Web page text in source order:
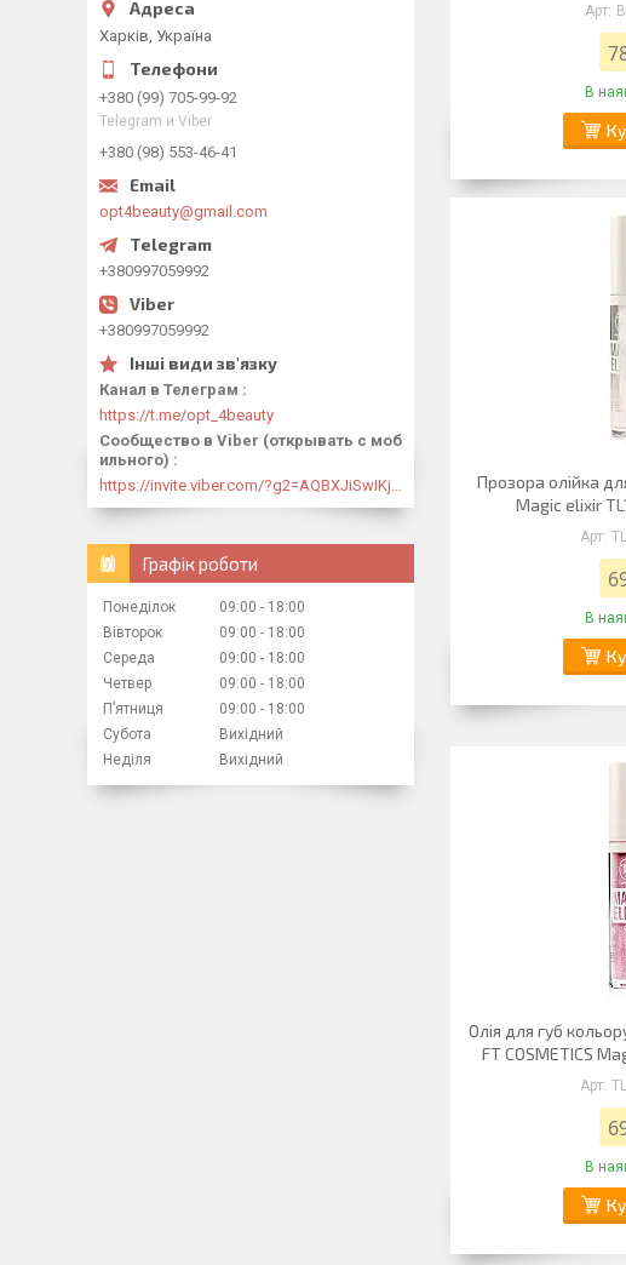
В
Прозора олійка
Magic elixir
В
Олія для губ
FT COSMETICS
В
Харків, Україна
+380 (99) 705-99-92
Telegram и Viber
+380 (98) 553-46-41
opt4beauty@gmail.com
+380997059992
+380997059992
Канал в Телеграм
https://t.me/opt_4beauty
Сообщество в Viber (открывать с моб
ильного)
Графік роботи
Понеділок 09:00
18:00
Вівторок
09:00
18:00
Середа
09:00
18:00
Четвер
09:00
18:00
Пʼятниця
09:00
18:00
Субота
Вихідний
Неділя
Вихідний